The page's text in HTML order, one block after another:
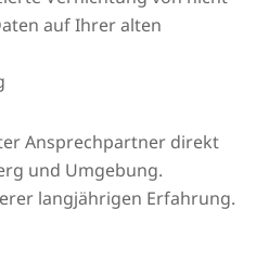
auf Ihrer alten
Ansprechpartner direkt
und Umgebung.
langjährigen Erfahrung.